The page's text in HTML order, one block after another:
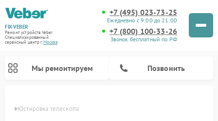
FIX-VEBER
Ремонт устройств Veber
Специализированный
cервисный центр г.Москва
+7 (495) 023-73-25
Ежедневно с 9:00 до 21:00
+7 (800) 100-33-26
Звонок бесплатный по РФ
Мы ремонтируем Позвонить
Юстировка телескопа